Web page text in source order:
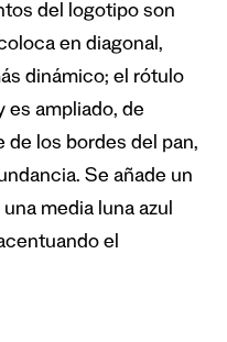
del logotipo son
en diagonal,
dinámico; el rótulo
es ampliado, de
de los bordes del pan,
Se añade un
media luna azul
el